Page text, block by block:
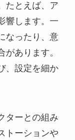
たとえば、ア
響します。一
なったり、意
あります。
、設定を細か
ターとの組み
トーションや